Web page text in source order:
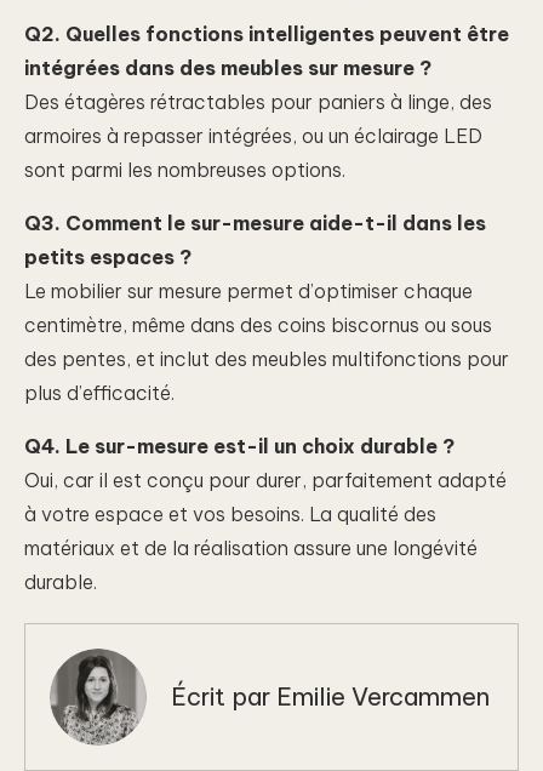
Q2. Quelles fonctions intelligentes peuvent être
intégrées dans des meubles sur mesure ?
Des étagères rétractables pour paniers à linge, des
armoires à repasser intégrées, ou un éclairage LED
sont parmi les nombreuses options.
Q3. Comment le sur-mesure aide-t-il dans les
petits espaces ?
Le mobilier sur mesure permet d’optimiser chaque
centimètre, même dans des coins biscornus ou sous
des pentes, et inclut des meubles multifonctions pour
plus d’efficacité.
Q4. Le sur-mesure est-il un choix durable ?
Oui, car il est conçu pour durer, parfaitement adapté
à votre espace et vos besoins. La qualité des
matériaux et de la réalisation assure une longévité
durable.
Écrit par Emilie Vercammen